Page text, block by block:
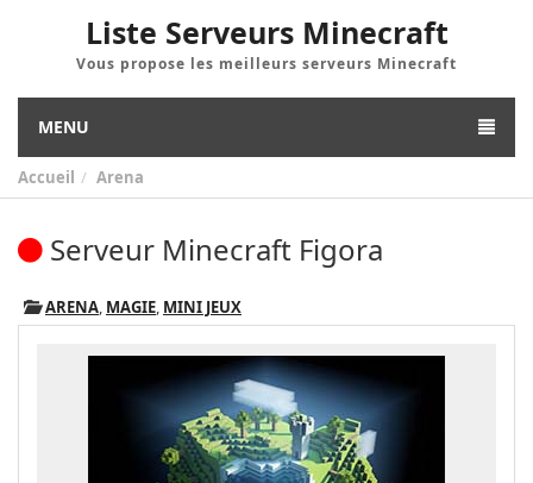
Liste Serveurs Minecraft
Vous propose les meilleurs serveurs Minecraft
MENU
Accueil Arena
Serveur Minecraft Figora
ARENA, MAGIE, MINI JEUX